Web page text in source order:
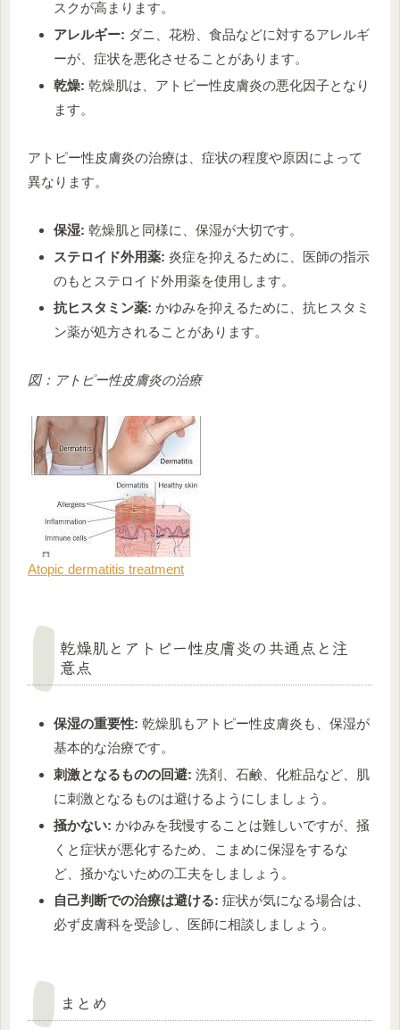
スクが高まります。
アレルギー: ダニ、花粉、食品などに対するアレルギ
ーが、症状を悪化させることがあります。
乾燥: 乾燥肌は、アトピー性皮膚炎の悪化因子となり
ます。
アトピー性皮膚炎の治療は、症状の程度や原因によって
異なります。
保湿: 乾燥肌と同様に、保湿が大切です。
ステロイド外用薬: 炎症を抑えるために、医師の指示
のもとステロイド外用薬を使用します。
抗ヒスタミン薬: かゆみを抑えるために、抗ヒスタミ
ン薬が処方されることがあります。
図：アトピー性皮膚炎の治療
Atopic dermatitis treatment
乾燥肌とアトピー性皮膚炎の共通点と注
意点
保湿の重要性: 乾燥肌もアトピー性皮膚炎も、保湿が
基本的な治療です。
刺激となるものの回避: 洗剤、石鹸、化粧品など、肌
に刺激となるものは避けるようにしましょう。
掻かない: かゆみを我慢することは難しいですが、掻
くと症状が悪化するため、こまめに保湿をするな
ど、掻かないための工夫をしましょう。
自己判断での治療は避ける: 症状が気になる場合は、
必ず皮膚科を受診し、医師に相談しましょう。
まとめ